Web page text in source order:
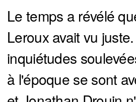
Le temps a révélé
Leroux avait vu
inquiétudes
à l'époque se sont